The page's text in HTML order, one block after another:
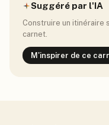
Suggéré par l'IA
Construire un itinéraire
carnet.
M'inspirer de ce